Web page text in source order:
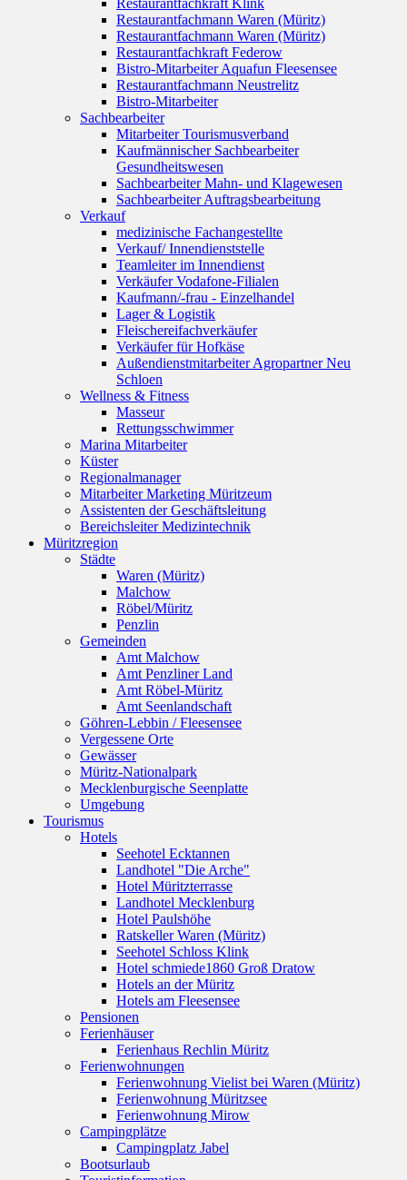
Restaurantfachkraft Klink
Restaurantfachmann Waren (Müritz)
Restaurantfachmann Waren (Müritz)
Restaurantfachkraft Federow
Bistro-Mitarbeiter Aquafun Fleesensee
Restaurantfachmann Neustrelitz
Bistro-Mitarbeiter
Sachbearbeiter
Mitarbeiter Tourismusverband
Kaufmännischer Sachbearbeiter
Gesundheitswesen
Sachbearbeiter Mahn- und Klagewesen
Sachbearbeiter Auftragsbearbeitung
Verkauf
medizinische Fachangestellte
Verkauf/ Innendienststelle
Teamleiter im Innendienst
Verkäufer Vodafone-Filialen
Kaufmann/-frau - Einzelhandel
Lager & Logistik
Fleischereifachverkäufer
Verkäufer für Hofkäse
Außendienstmitarbeiter Agropartner Neu
Schloen
Wellness & Fitness
Masseur
Rettungsschwimmer
Marina Mitarbeiter
Küster
Regionalmanager
Mitarbeiter Marketing Müritzeum
Assistenten der Geschäftsleitung
Bereichsleiter Medizintechnik
Müritzregion
Städte
Waren (Müritz)
Malchow
Röbel/Müritz
Penzlin
Gemeinden
Amt Malchow
Amt Penzliner Land
Amt Röbel-Müritz
Amt Seenlandschaft
Göhren-Lebbin / Fleesensee
Vergessene Orte
Gewässer
Müritz-Nationalpark
Mecklenburgische Seenplatte
Umgebung
Tourismus
Hotels
Seehotel Ecktannen
Landhotel "Die Arche"
Hotel Müritzterrasse
Landhotel Mecklenburg
Hotel Paulshöhe
Ratskeller Waren (Müritz)
Seehotel Schloss Klink
Hotel schmiede1860 Groß Dratow
Hotels an der Müritz
Hotels am Fleesensee
Pensionen
Ferienhäuser
Ferienhaus Rechlin Müritz
Ferienwohnungen
Ferienwohnung Vielist bei Waren (Müritz)
Ferienwohnung Müritzsee
Ferienwohnung Mirow
Campingplätze
Campingplatz Jabel
Bootsurlaub